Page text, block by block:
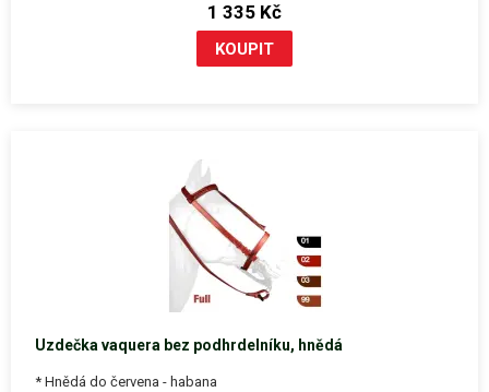
1 335 Kč
Uzdečka vaquera bez podhrdelníku, hnědá
* Hnědá do červena - habana